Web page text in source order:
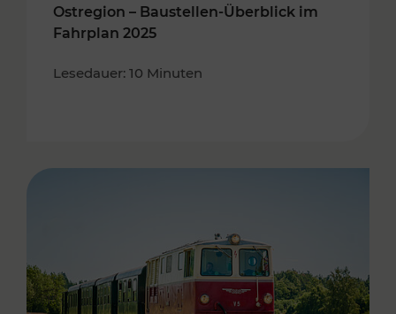
Ostregion – Baustellen-Überblick im
Fahrplan 2025
Lesedauer: 10 Minuten